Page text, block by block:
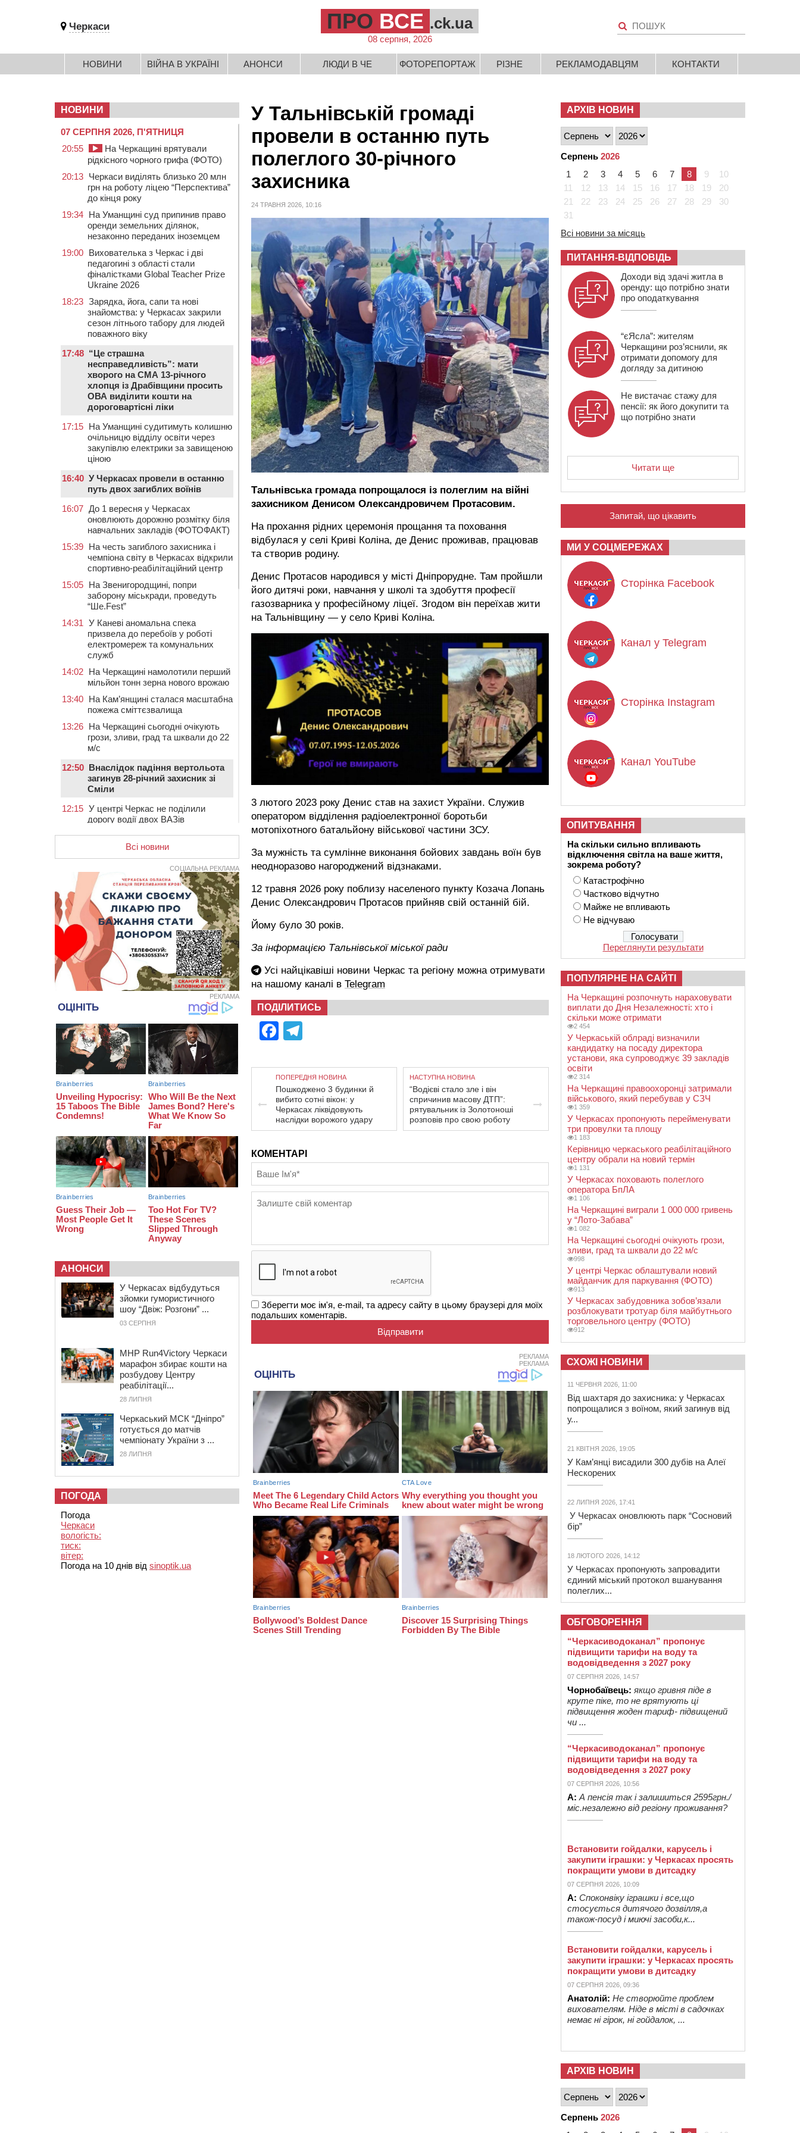
Черкаси ПРО ВСЕ .ck.ua
08 серпня, 2026
НОВИНИ ВІЙНА В УКРАЇНІ АНОНСИ ЛЮДИ В ЧЕ ФОТОРЕПОРТАЖ РІЗНЕ РЕКЛАМОДАВЦЯМ КОНТАКТИ
У Тальнівській громаді
провели в останню путь
полеглого 30-річного
захисника
24 ТРАВНЯ 2026, 10:16
Тальнівська громада попрощалося із полеглим на війні
захисником Денисом Олександровичем Протасовим.
На прохання рідних церемонія прощання та поховання
відбулася у селі Криві Коліна, де Денис проживав, працював
та створив родину.
Денис Протасов народився у місті Дніпрорудне. Там пройшли
його дитячі роки, навчання у школі та здобуття професії
газозварника у професійному ліцеї. Згодом він переїхав жити
на Тальнівщину — у село Криві Коліна.
3 лютого 2023 року Денис став на захист України. Служив
оператором відділення радіоелектронної боротьби
мотопіхотного батальйону військової частини ЗСУ.
За мужність та сумлінне виконання бойових завдань воїн був
неодноразово нагороджений відзнаками.
12 травня 2026 року поблизу населеного пункту Козача Лопань
Денис Олександрович Протасов прийняв свій останній бій.
Йому було 30 років.
За інформацією Тальнівської міської ради
Усі найцікавіші новини Черкас та регіону можна отримувати
на нашому каналі в Telegram
ПОДІЛИТИСЬ
Facebook
ПОПЕРЕДНЯ НОВИНА
Пошкоджено 3 будинки й
вибито сотні вікон: у
Черкасах ліквідовують
наслідки ворожого удару
НАСТУПНА НОВИНА
“Водієві стало зле і він
спричинив масову ДТП”:
рятувальник із Золотоноші
розповів про свою роботу
КОМЕНТАРІ
Зберегти моє ім'я, e-mail, та адресу сайту в цьому браузері для моїх
подальших коментарів.
РЕКЛАМА
РЕКЛАМА
НОВИНИ
07 СЕРПНЯ 2026, П'ЯТНИЦЯ
20:55
На Черкащині врятували
рідкісного чорного грифа (ФОТО)
20:13 Черкаси виділять близько 20 млн
грн на роботу ліцею “Перспектива”
до кінця року
19:34 На Уманщині суд припинив право
оренди земельних ділянок,
незаконно переданих іноземцем
19:00 Вихователька з Черкас і дві
педагогині з області стали
фіналістками Global Teacher Prize
Ukraine 2026
18:23 Зарядка, йога, сапи та нові
знайомства: у Черкасах закрили
сезон літнього табору для людей
поважного віку
17:48 “Це страшна
несправедливість”: мати
хворого на СМА 13-річного
хлопця із Драбівщини просить
ОВА виділити кошти на
дороговартісні ліки
17:15 На Уманщині судитимуть колишню
очільницю відділу освіти через
закупівлю електрики за завищеною
ціною
16:40 У Черкасах провели в останню
путь двох загиблих воїнів
16:07 До 1 вересня у Черкасах
оновлюють дорожню розмітку біля
навчальних закладів (ФОТОФАКТ)
15:39 На честь загиблого захисника і
чемпіона світу в Черкасах відкрили
спортивно-реабілітаційний центр
15:05 На Звенигородщині, попри
заборону міськради, проведуть
“Ше.Fest”
14:31 У Каневі аномальна спека
призвела до перебоїв у роботі
електромереж та комунальних
служб
14:02 На Черкащині намолотили перший
мільйон тонн зерна нового врожаю
13:40 На Кам’янщині сталася масштабна
пожежа сміттєзвалища
13:26 На Черкащині сьогодні очікують
грози, зливи, град та шквали до 22
м/с
12:50 Внаслідок падіння вертольота
загинув 28-річний захисник зі
Сміли
12:15 У центрі Черкас не поділили
дорогу водії двох ВАЗів
11:29 У Черкасах до середини серпня
обмежать рух транспорту на трьох
вулицях
10:54 На Черкащині кількість укриттів
збільшилась уп’ятеро з початку
повномасштабної війни
10:15
У Черкасах водій Audi Q5
спричинив аварію, не пропустивши
інший кросовер
09:42 “Черкасиводоканал” пропонує
підвищити тарифи на воду та
водовідведення з 2027 року
09:08 Встановити гойдалки, карусель і
закупити іграшки: у Черкасах
просять покращити умови в
дитсадку
08:22 “На щиті” у Чорнобаївську
громаду повертається полеглий
біля Кліщіївки воїн
07:30 Понад 968 мільйонів гривень
земельного податку сплатили на
Черкащині
06 СЕРПНЯ 2026, ЧЕТВЕР
21:13 Вісім медалей, з яких чотири
золоті: черкаські спортсмени
тріумфували на чемпіонаті України
Всі новини
СОЦІАЛЬНА РЕКЛАМА
РЕКЛАМА
АНОНСИ
У Черкасах відбудуться
зйомки гумористичного
шоу “Двіж: Розгони” ...
03 СЕРПНЯ
MHP Run4Victory Черкаси
марафон збирає кошти на
розбудову Центру
реабілітації...
28 ЛИПНЯ
Черкаський МСК “Дніпро”
готується до матчів
чемпіонату України з ...
28 ЛИПНЯ
ПОГОДА
Погода
Черкаси
вологість:
тиск:
вітер:
Погода на 10 днів від sinoptik.ua
АРХІВ НОВИН
Серпень 2026
1
2 3 4 5 6 7 8 9
10
11
12 13 14 15 16 17 18 19
20
21
22 23 24 25 26 27 28 29
30
31
Всі новини за місяць
ПИТАННЯ-ВІДПОВІДЬ
Доходи від здачі житла в
оренду: що потрібно знати
про оподаткування
“єЯсла”: жителям
Черкащини роз’яснили, як
отримати допомогу для
догляду за дитиною
Не вистачає стажу для
пенсії: як його докупити та
що потрібно знати
Читати ще
Запитай, що цікавить
МИ У СОЦМЕРЕЖАХ
Сторінка Facebook
Канал у Telegram
Сторінка Instagram
Канал YouTube
ОПИТУВАННЯ
На скільки сильно впливають
відключення світла на ваше життя,
зокрема роботу?
Катастрофічно
Частково відчутно
Майже не впливають
Не відчуваю
Переглянути результати
ПОПУЛЯРНЕ НА САЙТІ
На Черкащині розпочнуть нараховувати
виплати до Дня Незалежності: хто і
скільки може отримати
2 454
У Черкаській облраді визначили
кандидатку на посаду директора
установи, яка супроводжує 39 закладів
освіти
2 314
На Черкащині правоохоронці затримали
військового, який перебував у СЗЧ
1 359
У Черкасах пропонують перейменувати
три провулки та площу
1 183
Керівницю черкаського реабілітаційного
центру обрали на новий термін
1 131
У Черкасах поховають полеглого
оператора БпЛА
1 106
На Черкащині виграли 1 000 000 гривень
у “Лото-Забава”
1 082
На Черкащині сьогодні очікують грози,
зливи, град та шквали до 22 м/с
998
У центрі Черкас облаштували новий
майданчик для паркування (ФОТО)
913
У Черкасах забудовника зобов’язали
розблокувати тротуар біля майбутнього
торговельного центру (ФОТО)
912
СХОЖІ НОВИНИ
11 ЧЕРВНЯ 2026, 11:00
Від шахтаря до захисника: у Черкасах
попрощалися з воїном, який загинув від
у...
21 КВІТНЯ 2026, 19:05
У Кам’янці висадили 300 дубів на Алеї
Нескорених
22 ЛИПНЯ 2026, 17:41
У Черкасах оновлюють парк “Сосновий
бір”
18 ЛЮТОГО 2026, 14:12
У Черкасах пропонують запровадити
єдиний міський протокол вшанування
полеглих...
ОБГОВОРЕННЯ
“Черкасиводоканал” пропонує
підвищити тарифи на воду та
водовідведення з 2027 року
07 СЕРПНЯ 2026, 14:57
Чорнобаївець: якщо гривня піде в
круте піке, то не врятують ці
підвищення жоден тариф- підвищений
чи ...
“Черкасиводоканал” пропонує
підвищити тарифи на воду та
водовідведення з 2027 року
07 СЕРПНЯ 2026, 10:56
А: А пенсія так і залишиться 2595грн./
міс.незалежно від регіону проживання?
Встановити гойдалки, карусель і
закупити іграшки: у Черкасах просять
покращити умови в дитсадку
07 СЕРПНЯ 2026, 10:09
А: Споконвіку іграшки і все,що
стосується дитячого дозвілля,а
також-посуд і миючі засоби,к...
Встановити гойдалки, карусель і
закупити іграшки: у Черкасах просять
покращити умови в дитсадку
07 СЕРПНЯ 2026, 09:36
Анатолій: Не створюйте проблем
вихователям. Ніде в місті в садочках
немає ні гірок, ні гойдалок, ...
АРХІВ НОВИН
Серпень 2026